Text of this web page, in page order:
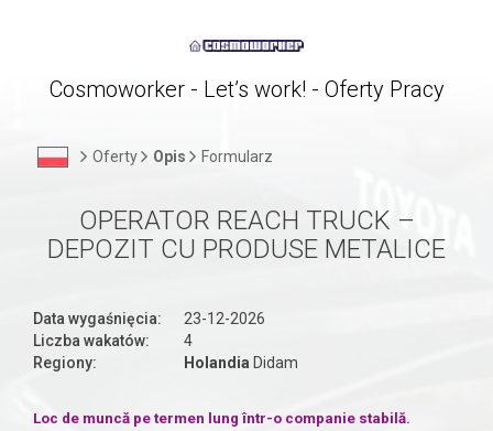
Cosmoworker - Let’s work! - Oferty Pracy
Oferty Opis Formularz
OPERATOR REACH TRUCK –
DEPOZIT CU PRODUSE METALICE
Data wygaśnięcia:
23-12-2026
Liczba wakatów:
4
Regiony:
Holandia Didam
Loc de muncă pe termen lung într-o companie stabilă.